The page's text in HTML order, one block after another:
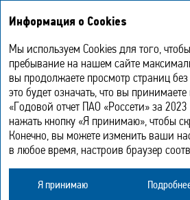
Управление
развитием
В своей деятельности ПАО
не только к достижению целевых
ответственного бизнеса,
Информация о Cookies
Мы используем Cookies для того,
пребывание на нашем сайте
вы продолжаете просмотр страниц
это будет означать, что вы принимаете
«Годовой отчет ПАО «Россети» за
нажать кнопку «Я принимаю», чтобы
Конечно, вы можете изменить ваши
в любое время, настроив браузер
Я принимаю